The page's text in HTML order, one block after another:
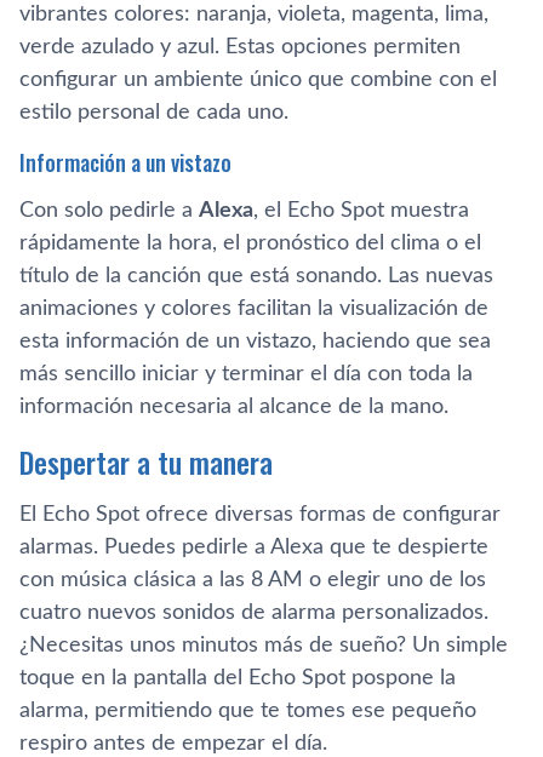
vibrantes colores: naranja, violeta, magenta, lima,
verde azulado y azul. Estas opciones permiten
configurar un ambiente único que combine con el
estilo personal de cada uno.
Información a un vistazo
Con solo pedirle a Alexa, el Echo Spot muestra
rápidamente la hora, el pronóstico del clima o el
título de la canción que está sonando. Las nuevas
animaciones y colores facilitan la visualización de
esta información de un vistazo, haciendo que sea
más sencillo iniciar y terminar el día con toda la
información necesaria al alcance de la mano.
Despertar a tu manera
El Echo Spot ofrece diversas formas de configurar
alarmas. Puedes pedirle a Alexa que te despierte
con música clásica a las 8 AM o elegir uno de los
cuatro nuevos sonidos de alarma personalizados.
¿Necesitas unos minutos más de sueño? Un simple
toque en la pantalla del Echo Spot pospone la
alarma, permitiendo que te tomes ese pequeño
respiro antes de empezar el día.